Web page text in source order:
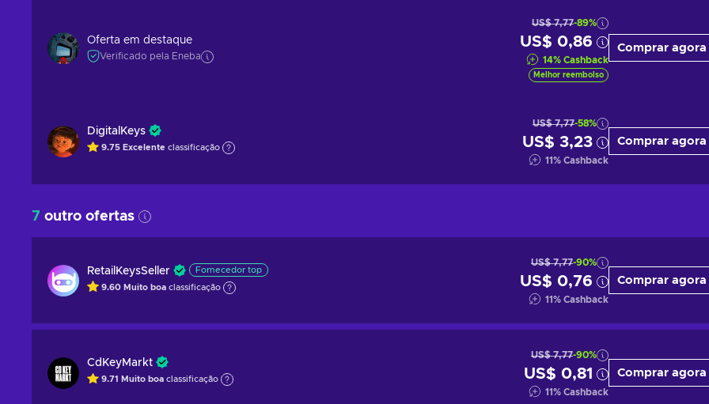
Oferta em destaque
Verificado pela Eneba
US$ 7,77-89%
US$ 0,86
14% Cashback
Melhor reembolso
Comprar agora
DigitalKeys
9.75 Excelente classificação
US$ 7,77-58%
US$ 3,23
11% Cashback
Comprar agora
7 outro ofertas
RetailKeysSeller Fornecedor top
9.60 Muito boa classificação
US$ 7,77-90%
US$ 0,76
11% Cashback
Comprar agora
CdKeyMarkt
9.71 Muito boa classificação
US$ 7,77-90%
US$ 0,81
11% Cashback
Comprar agora